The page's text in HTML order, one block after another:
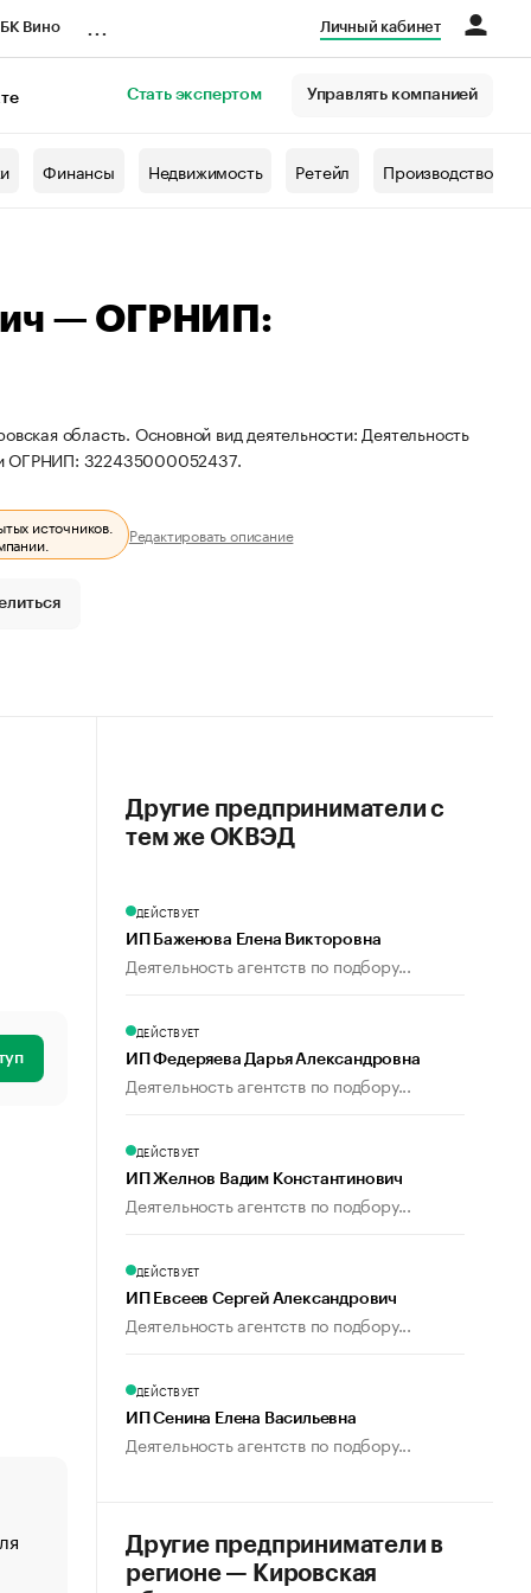
Вино Личный кабинет
Стать экспертом Управлять компанией
Финансы Недвижимость Ретейл Производство
— ОГРНИП:
область. Основной вид деятельности: Деятельность
ОГРНИП: 322435000052437.
источников. Редактировать описание
«От спорта тело стареет иначе». Как живет глава
создавшей GTA
Другие предприниматели с
тем же ОКВЭД
ДЕЙСТВУЕТ
ИП Баженова Елена Викторовна
Деятельность агентств по подбору...
ДЕЙСТВУЕТ
ИП Федеряева Дарья Александровна
Деятельность агентств по подбору...
ДЕЙСТВУЕТ
ИП Желнов Вадим Константинович
Деятельность агентств по подбору...
ДЕЙСТВУЕТ
ИП Евсеев Сергей Александрович
Деятельность агентств по подбору...
ДЕЙСТВУЕТ
ИП Сенина Елена Васильевна
Деятельность агентств по подбору...
Другие предприниматели в
регионе — Кировская